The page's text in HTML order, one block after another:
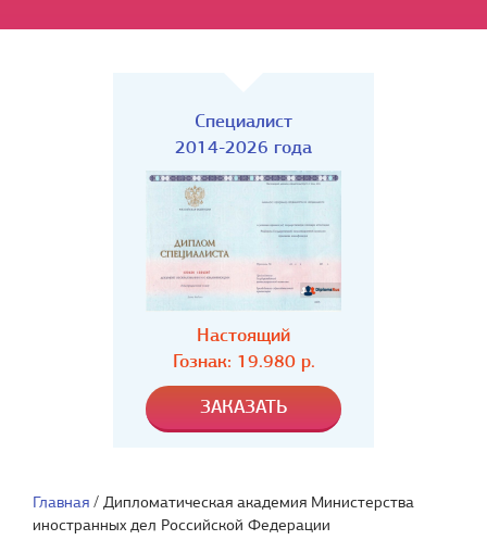
Специалист
2014-2026 года
Настоящий
Гознак: 19.980 р.
Главная / Дипломатическая академия Министерства
иностранных дел Российской Федерации